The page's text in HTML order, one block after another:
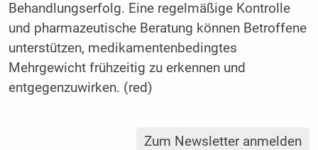
Behandlungserfolg. Eine regelmäßige Kontrolle
und pharmazeutische Beratung können Betroffene
unterstützen, medikamentenbedingtes
Mehrgewicht frühzeitig zu erkennen und
entgegenzuwirken. (red)
Zum Newsletter anmelden